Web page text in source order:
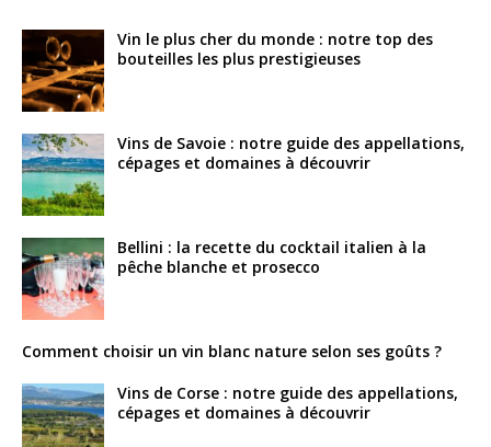
Vin le plus cher du monde : notre top des
bouteilles les plus prestigieuses
Vins de Savoie : notre guide des appellations,
cépages et domaines à découvrir
Bellini : la recette du cocktail italien à la
pêche blanche et prosecco
Comment choisir un vin blanc nature selon ses goûts ?
Vins de Corse : notre guide des appellations,
cépages et domaines à découvrir